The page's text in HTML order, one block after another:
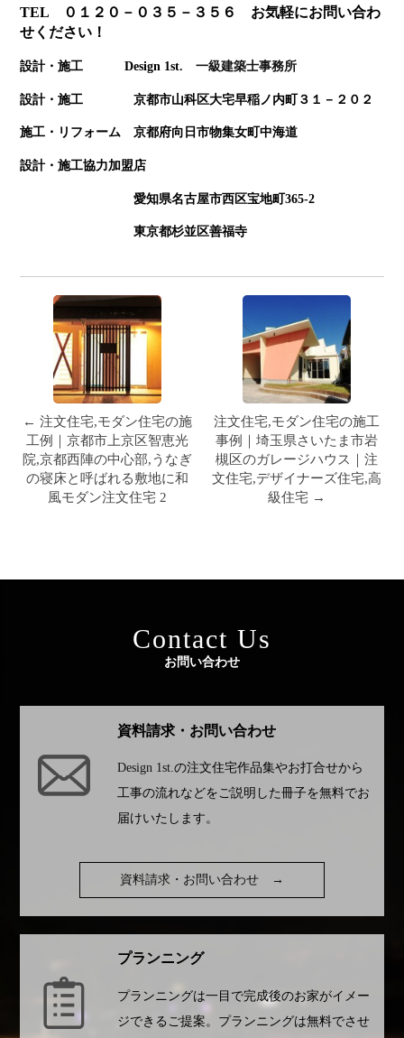
TEL ０１２０－０３５－３５６ お気軽にお問い合わ
せください！
設計・施工 Design 1st. 一級建築士事務所
設計・施工 京都市山科区大宅早稲ノ内町３１－２０２
施工・リフォーム 京都府向日市物集女町中海道
設計・施工協力加盟店
愛知県名古屋市西区宝地町365-2
東京都杉並区善福寺
← 注文住宅,モダン住宅の施
工例｜京都市上京区智恵光
院,京都西陣の中心部,うなぎ
の寝床と呼ばれる敷地に和
風モダン注文住宅 2
注文住宅,モダン住宅の施工
事例｜埼玉県さいたま市岩
槻区のガレージハウス｜注
文住宅,デザイナーズ住宅,高
級住宅 →
Contact Us
お問い合わせ
資料請求・お問い合わせ
Design 1st.の注文住宅作品集やお打合せから
工事の流れなどをご説明した冊子を無料でお
届けいたします。
資料請求・お問い合わせ →
プランニング
プランニングは一目で完成後のお家がイメー
ジできるご提案。プランニングは無料でさせ